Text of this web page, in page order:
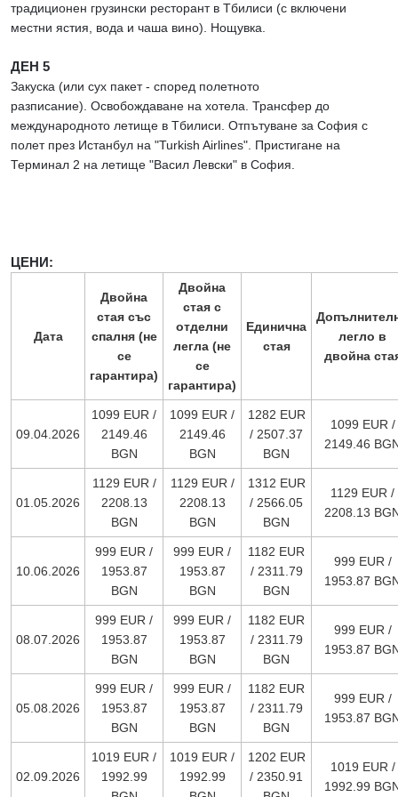
традиционен грузински ресторант в Тбилиси (с включени
местни ястия, вода и чаша вино). Нощувка.
ДЕН 5
Закуска (или сух пакет - според полетното
разписание). Освобождаване на хотела. Трансфер до
международното летище в Тбилиси. Отпътуване за София с
полет през Истанбул на "Turkish Airlines". Пристигане на
Терминал 2 на летище "Васил Левски" в София.
ЦЕНИ:
Дата
Двойна
стая със
спалня (не
се
гарантира)
Двойна
стая с
отделни
легла (не
се
гарантира)
Единична
стая
легло в
двойна
09.04.2026
1099 EUR /
2149.46
BGN
1099 EUR /
2149.46
BGN
1282 EUR
/ 2507.37
BGN
1099 EUR /
2149.46
01.05.2026
1129 EUR /
2208.13
BGN
1129 EUR /
2208.13
BGN
1312 EUR
/ 2566.05
BGN
1129 EUR /
2208.13
10.06.2026
999 EUR /
1953.87
BGN
999 EUR /
1953.87
BGN
1182 EUR
/ 2311.79
BGN
999 EUR /
1953.87
08.07.2026
999 EUR /
1953.87
BGN
999 EUR /
1953.87
BGN
1182 EUR
/ 2311.79
BGN
999 EUR /
1953.87
05.08.2026
999 EUR /
1953.87
BGN
999 EUR /
1953.87
BGN
1182 EUR
/ 2311.79
BGN
999 EUR /
1953.87
02.09.2026
1019 EUR /
1992.99
1019 EUR /
1992.99
1202 EUR
/ 2350.91
1019 EUR /
1992.99